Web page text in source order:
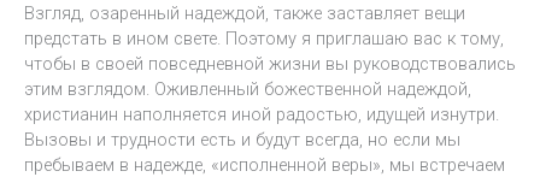
Взгляд, озаренный надеждой, также заставляет вещи
предстать в ином свете. Поэтому я приглашаю вас к тому,
чтобы в своей повседневной жизни вы руководствовались
этим взглядом. Оживленный божественной надеждой,
христианин наполняется иной радостью, идущей изнутри.
Вызовы и трудности есть и будут всегда, но если мы
пребываем в надежде, «исполненной веры», мы встречаем